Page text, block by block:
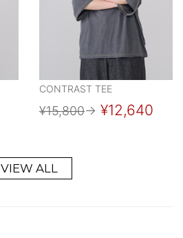
CONTRAST TEE
¥15,800→ ¥12,640
VIEW ALL